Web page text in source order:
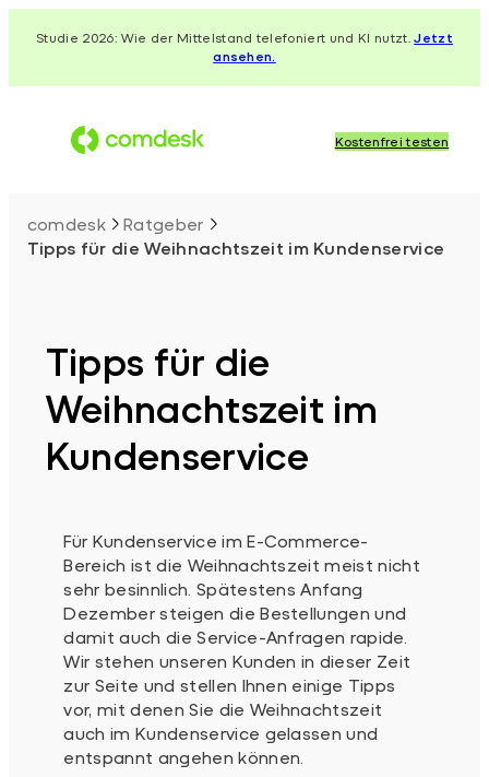
InhaltStudie 2026: Wie der Mittelstand telefoniert und KI nutzt.Jetzt
ansehen.
Kostenfrei testen
comdesk
Ratgeber
Tipps für die Weihnachtszeit im Kundenservice
Tipps für die
Weihnachtszeit im
Kundenservice
Für Kundenservice im E-Commerce-
Bereich ist die Weihnachtszeit meist nicht
sehr besinnlich. Spätestens Anfang
Dezember steigen die Bestellungen und
damit auch die Service-Anfragen rapide.
Wir stehen unseren Kunden in dieser Zeit
zur Seite und stellen Ihnen einige Tipps
vor, mit denen Sie die Weihnachtszeit
auch im Kundenservice gelassen und
entspannt angehen können.